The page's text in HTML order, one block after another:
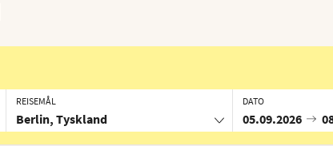
REISEMÅL
Berlin, Tyskland
DATO
05.09.2026